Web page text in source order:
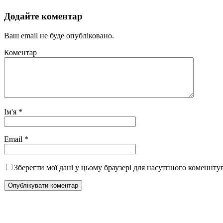
Додайте коментар
Ваш email не буде опубліковано.
Коментар
Ім'я *
Email *
Зберегти мої дані у цьому браузері для насутпного